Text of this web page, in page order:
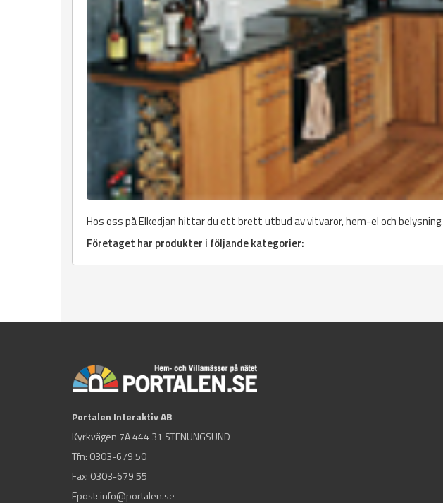
Hos oss på Elkedjan hittar du ett brett utbud av vitvaror, hem-el och belysning.
Företaget har produkter i följande kategorier:
Portalen Interaktiv AB
Kyrkvägen 7A 444 31 STENUNGSUND
Tfn: 0303-679 50
Fax: 0303-679 55
Epost: info@portalen.se